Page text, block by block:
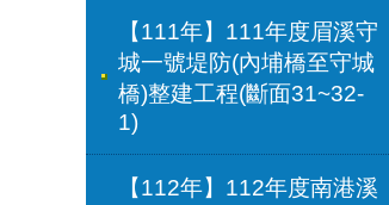
【111年】111年度眉溪守
城一號堤防(內埔橋至守城
橋)整建工程(斷面31~32-
1)
【112年】112年度南港溪